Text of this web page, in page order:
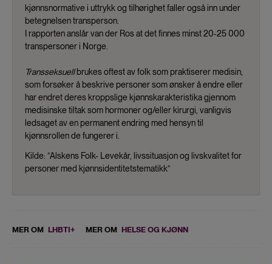
kjønnsnormative i uttrykk og tilhørighet faller også inn under
betegnelsen transperson.
I rapporten anslår van der Ros at det finnes minst 20-25 000
transpersoner i Norge.
Transseksuellbrukes oftest av folk som praktiserer medisin,
som forsøker å beskrive personer som ønsker å endre eller
har endret deres kroppslige kjønnskarakteristika gjennom
medisinske tiltak som hormoner og/eller kirurgi, vanligvis
ledsaget av en permanent endring med hensyn til
kjønnsrollen de fungerer i.
Kilde: ”Alskens Folk- Levekår, livssituasjon og livskvalitet for
personer med kjønnsidentitetstematikk”
MER OM LHBTI+ MER OM HELSE OG KJØNN